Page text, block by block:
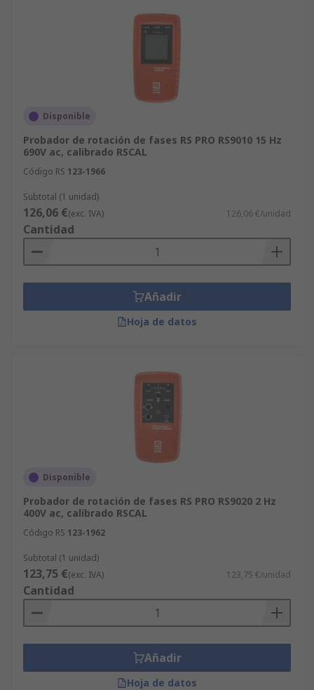
Disponible
Probador de rotación de fases RS PRO RS9010 15 Hz
690V ac, calibrado RSCAL
Código RS 123-1966
Subtotal (1 unidad)
126,06 €(exc. IVA) 126,06 €/unidad
Cantidad
Añadir
Hoja de datos
Disponible
Probador de rotación de fases RS PRO RS9020 2 Hz
400V ac, calibrado RSCAL
Código RS 123-1962
Subtotal (1 unidad)
123,75 €(exc. IVA) 123,75 €/unidad
Cantidad
Añadir
Hoja de datos